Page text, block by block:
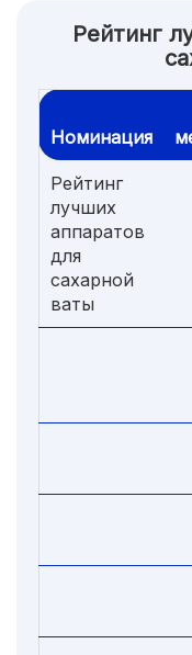
Рейтинг
Номинация
Рейтинг
лучших
аппаратов
для
сахарной
ваты